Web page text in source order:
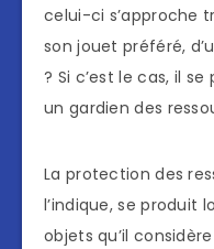
celui-ci s’approche
son jouet préféré,
? Si c’est le cas, il
un gardien des
La protection des
l’indique, se produit
objets qu’il